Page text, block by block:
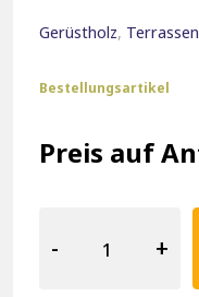
Preis auf
Bestellungsartikel
-
Block
+
Gerüstholz,